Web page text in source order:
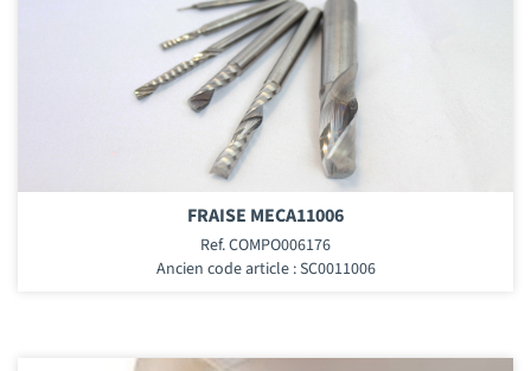
FRAISE MECA11006
Ref. COMPO006176
Ancien code article : SC0011006